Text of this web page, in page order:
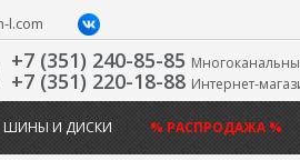
l.com
+7 (351) 240-85-85
+7 (351) 220-18-88 Интернет-
ШИНЫ И ДИСКИ % РАСПРОДАЖА %